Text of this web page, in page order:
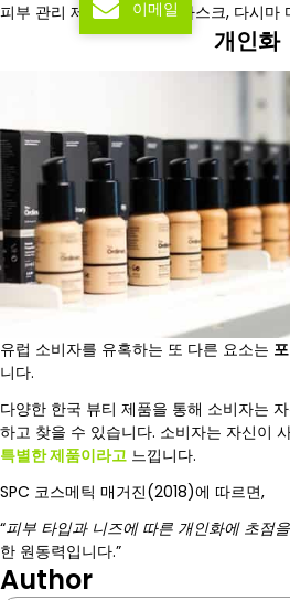
피부 관리 제품의 예: 고무 마스크, 다시마
개인화
유럽 소비자를 유혹하는 또 다른 요소는
니다.
다양한 한국 뷰티 제품을 통해 소비자는
하고 찾을 수 있습니다. 소비자는 자신이
특별한 제품이라고 느낍니다.
SPC 코스메틱 매거진(2018)에 따르면,
“피부 타입과 니즈에 따른 개인화에 초점
한 원동력입니다.”
Author
이메일